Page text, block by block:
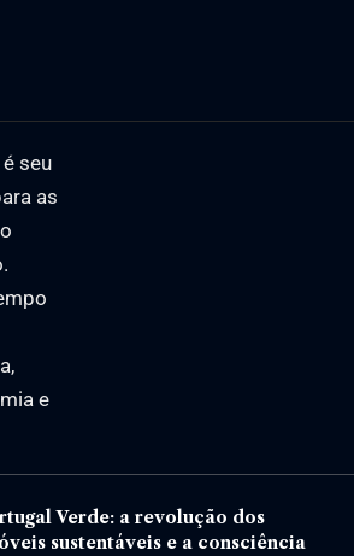
é seu
as
e
Verde: a revolução dos
sustentáveis e a consciência